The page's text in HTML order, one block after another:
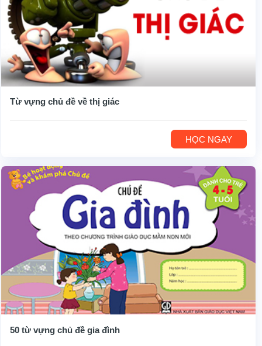
Từ vựng chủ đề về thị giác
HỌC NGAY
50 từ vựng chủ đề gia đình